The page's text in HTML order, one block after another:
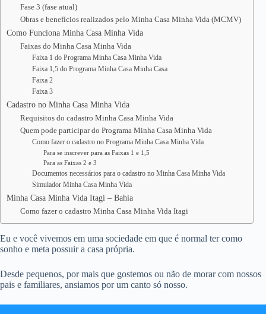
Fase 3 (fase atual)
Obras e benefícios realizados pelo Minha Casa Minha Vida (MCMV)
Como Funciona Minha Casa Minha Vida
Faixas do Minha Casa Minha Vida
Faixa 1 do Programa Minha Casa Minha Vida
Faixa 1,5 do Programa Minha Casa Minha Casa
Faixa 2
Faixa 3
Cadastro no Minha Casa Minha Vida
Requisitos do cadastro Minha Casa Minha Vida
Quem pode participar do Programa Minha Casa Minha Vida
Como fazer o cadastro no Programa Minha Casa Minha Vida
Para se inscrever para as Faixas 1 e 1,5
Para as Faixas 2 e 3
Documentos necessários para o cadastro no Minha Casa Minha Vida
Simulador Minha Casa Minha Vida
Minha Casa Minha Vida Itagi – Bahia
Como fazer o cadastro Minha Casa Minha Vida Itagi
Eu e você vivemos em uma sociedade em que é normal ter como
sonho e meta possuir a casa própria.
Desde pequenos, por mais que gostemos ou não de morar com nossos
pais e familiares, ansiamos por um canto só nosso.